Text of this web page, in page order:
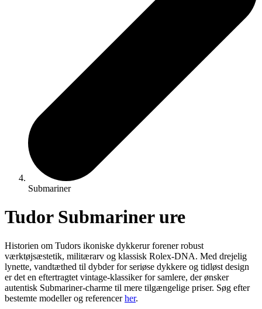
Submariner
Tudor Submariner ure
Historien om Tudors ikoniske dykkerur forener robust
værktøjsæstetik, militærarv og klassisk Rolex-DNA. Med drejelig
lynette, vandtæthed til dybder for seriøse dykkere og tidløst design
er det en eftertragtet vintage-klassiker for samlere, der ønsker
autentisk Submariner-charme til mere tilgængelige priser. Søg efter
bestemte modeller og referencerher.